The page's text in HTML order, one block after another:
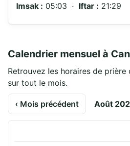
Imsak : 05:03 · Iftar : 21:29
Calendrier mensuel à
Retrouvez les horaires de prière
sur tout le mois.
‹ Mois précédent Août